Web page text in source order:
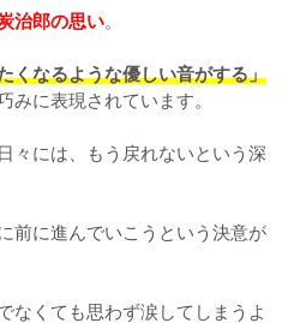
治郎の思い。
くなるような優しい音がする」
みに表現されています。
々には、もう戻れないという深
前に進んでいこうという決意が
なくても思わず涙してしまうよ